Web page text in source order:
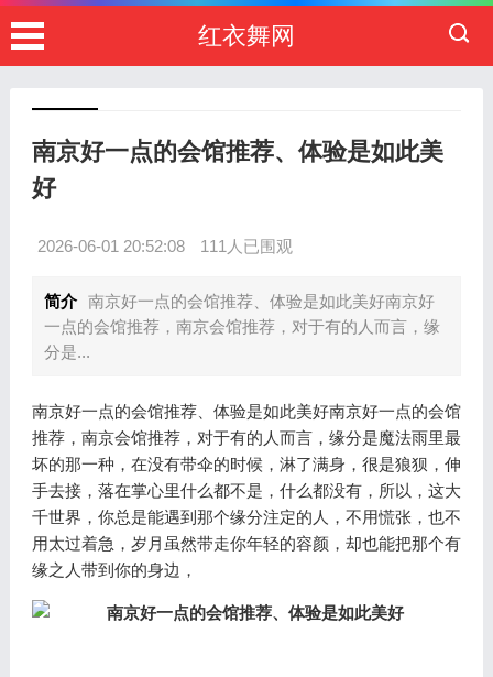
红衣舞网
南京好一点的会馆推荐、体验是如此美
好
2026-06-01 20:52:08 111人已围观
简介 南京好一点的会馆推荐、体验是如此美好南京好
一点的会馆推荐，南京会馆推荐，对于有的人而言，缘
分是...
南京好一点的会馆推荐、体验是如此美好南京好一点的会馆
推荐，南京会馆推荐，对于有的人而言，缘分是魔法雨里最
坏的那一种，在没有带伞的时候，淋了满身，很是狼狈，伸
手去接，落在掌心里什么都不是，什么都没有，所以，这大
千世界，你总是能遇到那个缘分注定的人，不用慌张，也不
用太过着急，岁月虽然带走你年轻的容颜，却也能把那个有
缘之人带到你的身边，